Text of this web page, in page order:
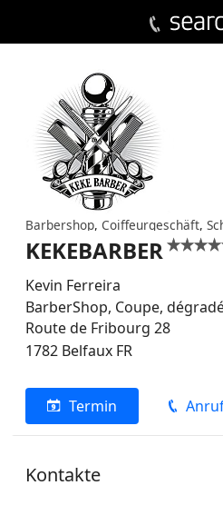
Barbershop, Coiffeurgeschäft,
KEKEBARBER
Kevin Ferreira
BarberShop, Coupe,
Route de Fribourg 28
1782 Belfaux FR
Termin
Kontakte